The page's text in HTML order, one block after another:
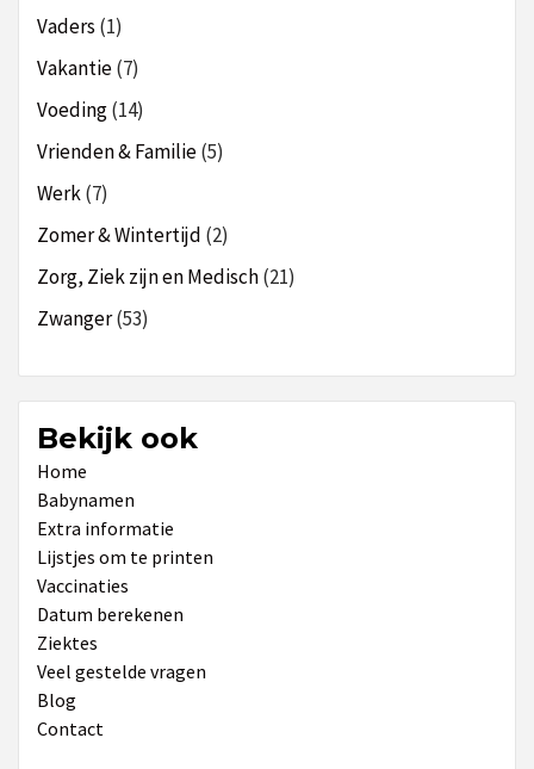
Vaders (1)
Vakantie(7)
Voeding(14)
Vrienden & Familie(5)
Werk(7)
Zomer & Wintertijd (2)
Zorg, Ziek zijn en Medisch(21)
Zwanger(53)
Bekijk ook
Home
Babynamen
Extra informatie
Lijstjes om te printen
Vaccinaties
Datum berekenen
Ziektes
Veel gestelde vragen
Blog
Contact